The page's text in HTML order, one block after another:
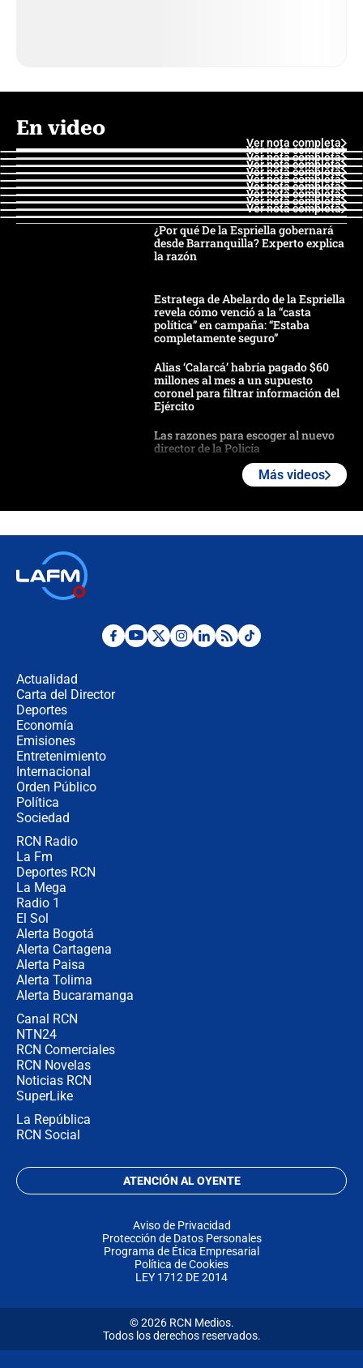
En video
Ver nota completa
Ver nota completa
Ver nota completa
Ver nota completa
Ver nota completa
Ver nota completa
Ver nota completa
Ver nota completa
Ver nota completa
Ver nota completa
¿Por qué De la Espriella gobernará
desde Barranquilla? Experto explica
la razón
Estratega de Abelardo de la Espriella
revela cómo venció a la “casta
política” en campaña: “Estaba
completamente seguro”
Alias ‘Calarcá’ habría pagado $60
millones al mes a un supuesto
coronel para filtrar información del
Ejército
Las razones para escoger al nuevo
director de la Policía
"No hubo fraude ni posibilidad de
Más videos
Actualidad
Carta del Director
Deportes
Economía
Emisiones
Entretenimiento
Internacional
Orden Público
Política
Sociedad
RCN Radio
La Fm
Deportes RCN
La Mega
Radio 1
El Sol
Alerta Bogotá
Alerta Cartagena
Alerta Paisa
Alerta Tolima
Alerta Bucaramanga
Canal RCN
NTN24
RCN Comerciales
RCN Novelas
Noticias RCN
SuperLike
La República
RCN Social
ATENCIÓN AL OYENTE
Aviso de Privacidad
Protección de Datos Personales
Programa de Ética Empresarial
Política de Cookies
LEY 1712 DE 2014
© 2026 RCN Medios.
Todos los derechos reservados.